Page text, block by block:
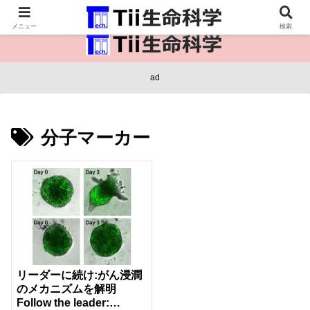
医療保健・生命・生物の情報インフラ。
ad
分子マーカー
リーダーに続け:がん浸潤
のメカニズムを解明
Follow the leader:
メニュー 検索